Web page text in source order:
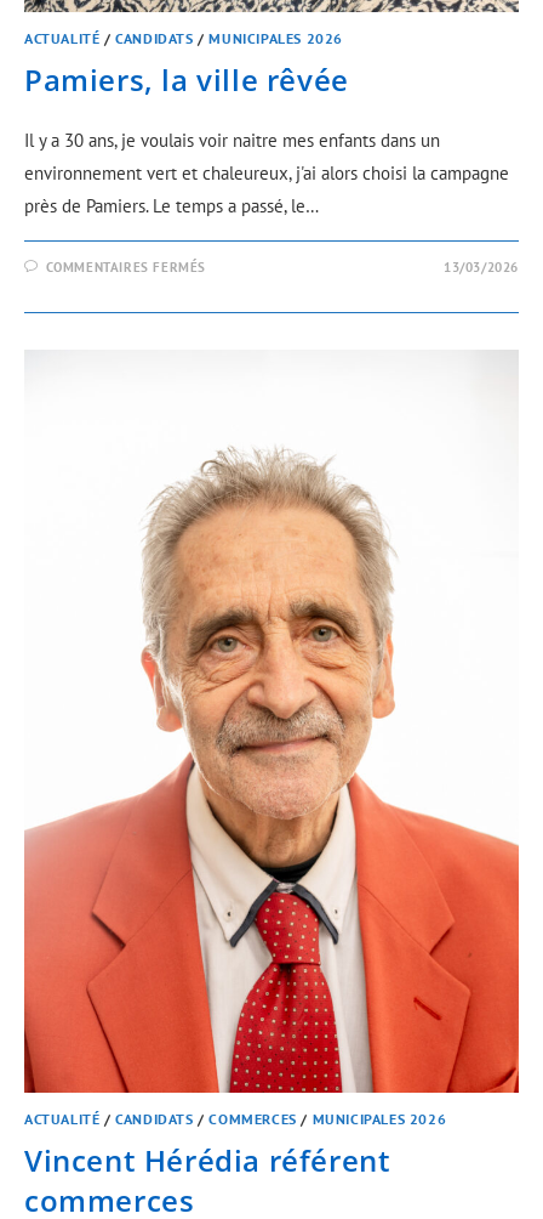
ACTUALITÉ /CANDIDATS /MUNICIPALES 2026
Pamiers, la ville rêvée
Il y a 30 ans, je voulais voir naitre mes enfants dans un
environnement vert et chaleureux, j'ai alors choisi la campagne
près de Pamiers. Le temps a passé, le…
COMMENTAIRES FERMÉS 13/03/2026
ACTUALITÉ /CANDIDATS /COMMERCES / MUNICIPALES 2026
Vincent Hérédia référent
commerces